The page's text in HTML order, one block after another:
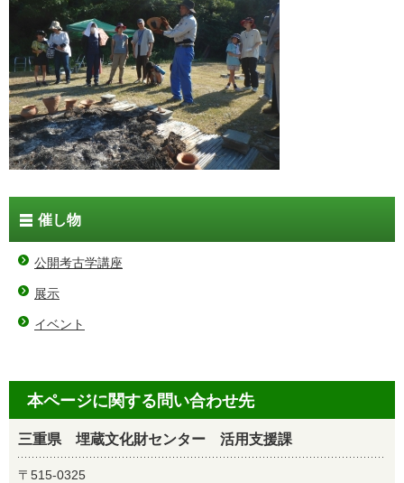
催し物
公開考古学講座
展示
イベント
本ページに関する問い合わせ先
三重県 埋蔵文化財センター 活用支援課
〒515-0325